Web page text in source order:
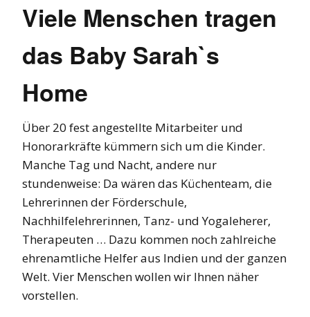
Viele Menschen tragen
das Baby Sarah`s
Home
Über 20 fest angestellte Mitarbeiter und
Honorarkräfte kümmern sich um die Kinder.
Manche Tag und Nacht, andere nur
stundenweise: Da wären das Küchenteam, die
Lehrerinnen der Förderschule,
Nachhilfelehrerinnen, Tanz- und Yogaleherer,
Therapeuten … Dazu kommen noch zahlreiche
ehrenamtliche Helfer aus Indien und der ganzen
Welt. Vier Menschen wollen wir Ihnen näher
vorstellen.